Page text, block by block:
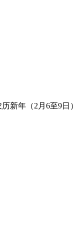
历新年（2 月 6至9日